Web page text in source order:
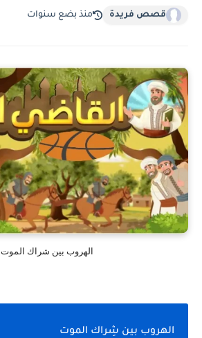
قصص فريدة منذ بضع سنوات
الهروب بين شراك الموت
الهروب بين شِراك الموت